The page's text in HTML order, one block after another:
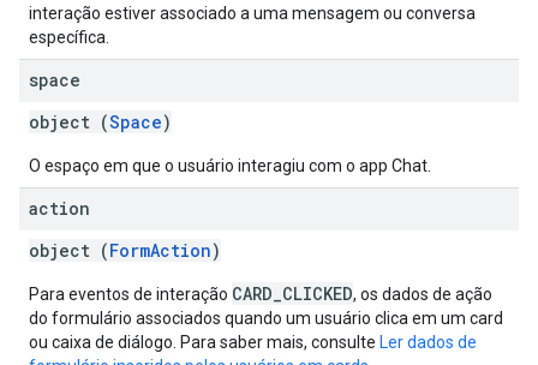
interação estiver associado a uma mensagem ou conversa
específica.
space
object (Space)
O espaço em que o usuário interagiu com o app Chat.
action
object (FormAction)
Para eventos de interação CARD_CLICKED, os dados de ação
do formulário associados quando um usuário clica em um card
ou caixa de diálogo. Para saber mais, consulte Ler dados de